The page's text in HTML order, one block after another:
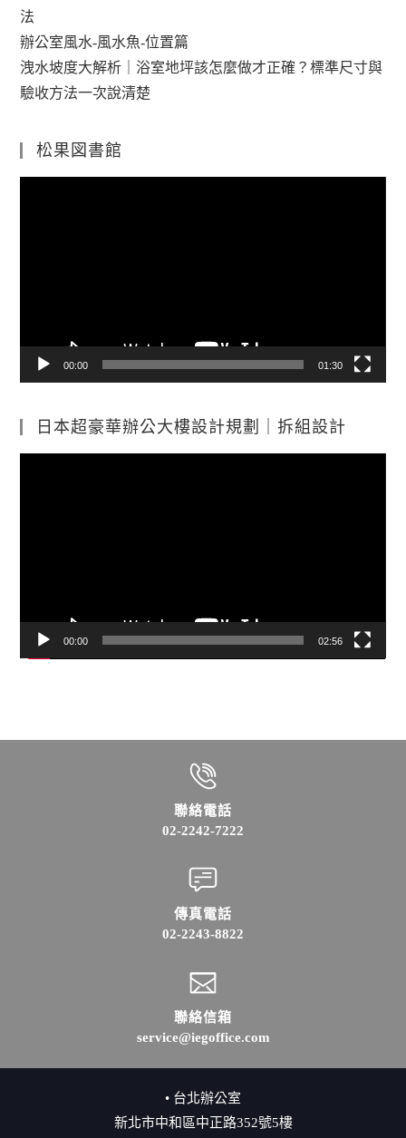
法
辦公室風水-風水魚-位置篇
洩水坡度大解析｜浴室地坪該怎麼做才正確？標準尺寸與
驗收方法一次說清楚
松果図書館
00:00 01:30
日本超豪華辦公大樓設計規劃｜拆組設計
00:00 02:56
聯絡電話
02-2242-7222
傳真電話
02-2243-8822
聯絡信箱
service@iegoffice.com
• 台北辦公室
新北市中和區中正路352號5樓